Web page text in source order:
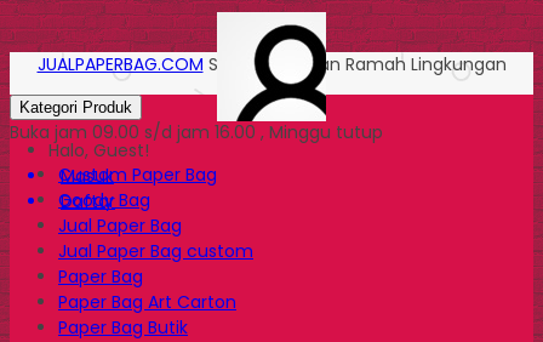
Halo, Guest!
Masuk
Daftar
JUALPAPERBAG.COM Solusi Kemasan Ramah Lingkungan
Kategori Produk
Buka jam 09.00 s/d jam 16.00 , Minggu tutup
Custom Paper Bag
Goody Bag
Jual Paper Bag
Jual Paper Bag custom
Paper Bag
Paper Bag Art Carton
Paper Bag Butik